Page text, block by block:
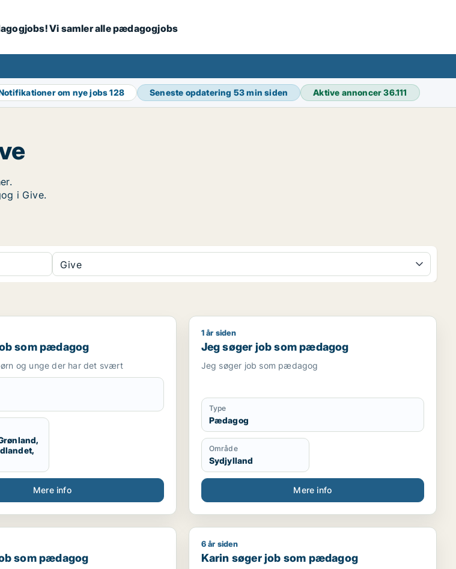
Vi samler alle pædagogjobs
om nye jobs128 Seneste opdatering 53 min siden Aktive annoncer36.111
i Give.
Give
som pædagog
som pædagog
og unge der har det svært
Mere info
Jeg søger job som pædagog
1 år siden
Jeg søger job som pædagog
Jeg søger job som pædagog
Type
Pædagog
Område
Sydjylland
Mere info
/ kundeservicemedarbejder
som pædagog
som pædagog
Karin søger job som pædagog
6 år siden
Karin søger job som pædagog